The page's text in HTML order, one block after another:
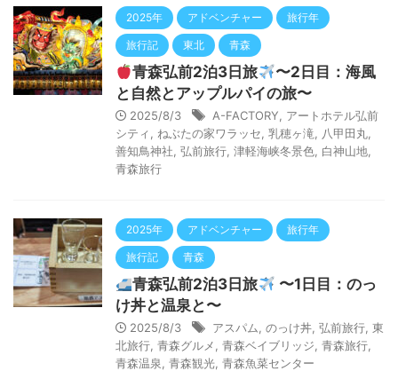
2025年 アドベンチャー 旅行年
旅行記 東北 青森
青森弘前2泊3日旅
〜2日目：海風
と自然とアップルパイの旅〜
2025/8/3 A-FACTORY
アートホテル弘前
シティ
ねぶたの家ワラッセ 乳穂ヶ滝 八甲田丸
善知鳥神社 弘前旅行 津軽海峡冬景色 白神山地
青森旅行
2025年 アドベンチャー 旅行年
旅行記 青森
青森弘前2泊3日旅
〜1日目：のっ
け丼と温泉と〜
2025/8/3 アスパム のっけ丼 弘前旅行 東
北旅行 青森グルメ 青森ベイブリッジ 青森旅行
青森温泉
青森観光 青森魚菜センター